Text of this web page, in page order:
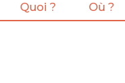
Quoi ? Où ?